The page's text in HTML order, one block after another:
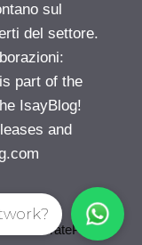
sul
del settore.
part of the
IsayBlog!
and
GeneratePress